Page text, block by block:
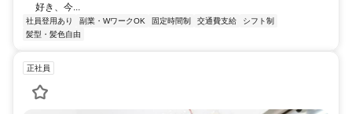
好き、今...
社員登用あり 副業・WワークOK 固定時間制 交通費支給
シフト制
髪型・髪色自由
正社員